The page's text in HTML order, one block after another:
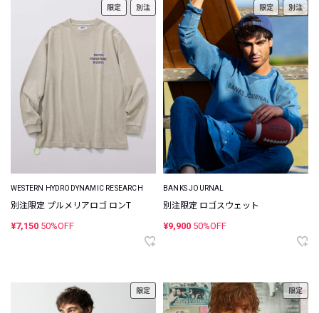
限定 別注
WESTERN HYDRODYNAMIC RESEARCH
別注限定 プルメリアロゴ ロンT
¥7,150 50%OFF
限定 別注
BANKS JOURNAL
別注限定 ロゴスウェット
¥9,900 50%OFF
限定 限定